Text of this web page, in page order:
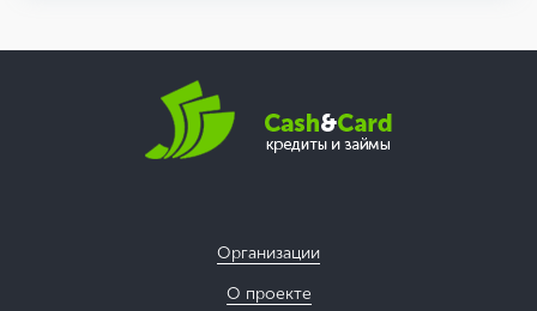
Организации
О проекте